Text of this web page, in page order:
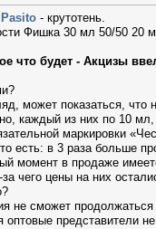
- крутотень.
Фишка 30 мл 50/50 20
что будет - Акцизы
может показаться, что
каждый из них по 10
маркировки
есть: в 3 раза больше
момент в продаже
за чего цены на них
не сможет продолжаться
представители